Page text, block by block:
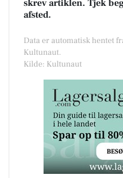
skrev artiklen. Tjek
afsted.
Data er automatisk hentet
Kultunaut.
Kilde: Kultunaut